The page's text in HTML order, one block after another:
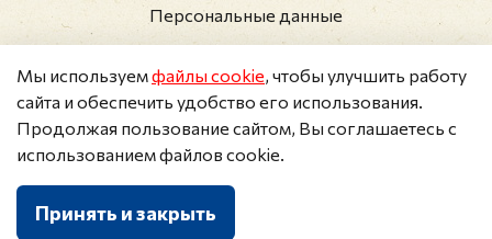
Персональные данные
Корзина
Мы используемфайлы cookie, чтобы улучшить работу
сайта и обеспечить удобство его использования.
Продолжая пользование сайтом, Вы соглашаетесь с
использованием файлов cookie.
Принять и закрыть